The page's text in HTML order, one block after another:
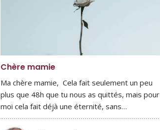
Chère mamie
Ma chère mamie, Cela fait seulement un peu
plus que 48h que tu nous as quittés, mais pour
moi cela fait déjà une éternité, sans…